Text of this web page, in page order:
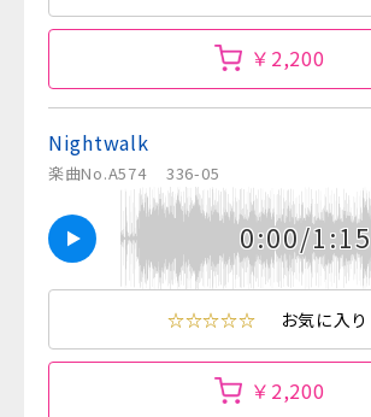
￥2,200
Nightwalk
楽曲No.A574 336-05
0:00/1:15
☆☆☆☆☆ お気に入り
￥2,200